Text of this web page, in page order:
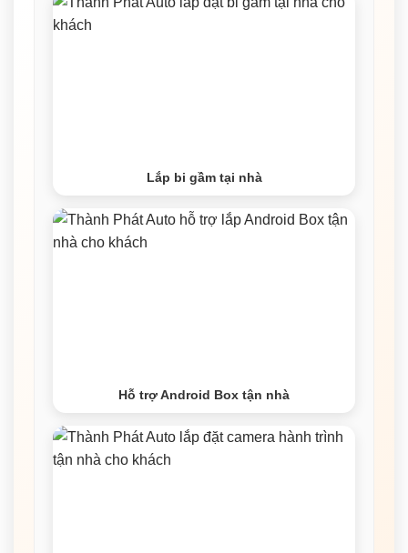
Lắp bi gầm tại nhà
Hỗ trợ Android Box tận nhà